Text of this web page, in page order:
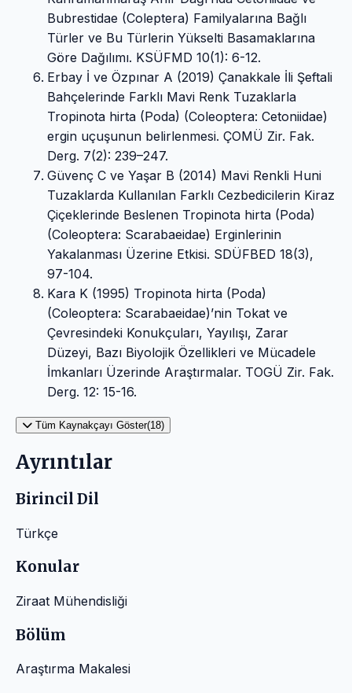
Bubrestidae (Coleptera) Familyalarına Bağlı
Türler ve Bu Türlerin Yükselti Basamaklarına
Göre Dağılımı. KSÜFMD 10(1): 6-12.
Erbay İ ve Özpınar A (2019) Çanakkale İli Şeftali
Bahçelerinde Farklı Mavi Renk Tuzaklarla
Tropinota hirta (Poda) (Coleoptera: Cetoniidae)
ergin uçuşunun belirlenmesi. ÇOMÜ Zir. Fak.
Derg. 7(2): 239–247.
Güvenç C ve Yaşar B (2014) Mavi Renkli Huni
Tuzaklarda Kullanılan Farklı Cezbedicilerin Kiraz
Çiçeklerinde Beslenen Tropinota hirta (Poda)
(Coleoptera: Scarabaeidae) Erginlerinin
Yakalanması Üzerine Etkisi. SDÜFBED 18(3),
97-104.
Kara K (1995) Tropinota hirta (Poda)
(Coleoptera: Scarabaeidae)’nin Tokat ve
Çevresindeki Konukçuları, Yayılışı, Zarar
Düzeyi, Bazı Biyolojik Özellikleri ve Mücadele
İmkanları Üzerinde Araştırmalar. TOGÜ Zir. Fak.
Derg. 12: 15-16.
Tüm Kaynakçayı Göster(18)
Ayrıntılar
Birincil Dil
Türkçe
Konular
Ziraat Mühendisliği
Bölüm
Araştırma Makalesi